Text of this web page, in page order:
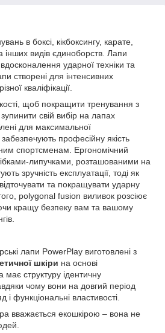
в боксі, кікбоксингу, карате,
інших видів єдиноборств. Лапи
ударної техніки та
створені для інтенсивних
кваліфікації.
щоб покращити тренування з
свій вибір на лапах
для максимальної
професійну якість
спортсменам. Ергономічний
липучками, розташованими на
зручність експлуатації, тоді як
та покращувати ударну
polygonal fusion виливок розсіює
кращу безпеку вам та вашому
лапи PowerPlay виготовлені з
шкіри на основі
має структуру ідентичну
чому вони на довгий період
і функціональні властивості.
вважається екошкірою – вона не